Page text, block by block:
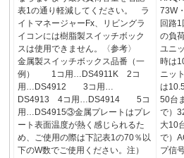
表1の通り軽減してください。 ラ
イトマネージャーFx、リビングラ
イコンには樹脂製スイッチボック
スは使用できません。〈参考〉
金属製スイッチボックス品番（一
例） 1コ用…DS4911K 2コ
用…DS4912 3コ用…
DS4913 4コ用…DS4914 5コ
用…DS4915③金属プレートはプレ
ート表面温度が熱く感じられるた
め、ご使用の際は下記表1の70％以
下のW数でご使用ください。注）
73W
回路
の負
ユニ
時は
ニッ
は
50台
で）
大10
で）
プ信